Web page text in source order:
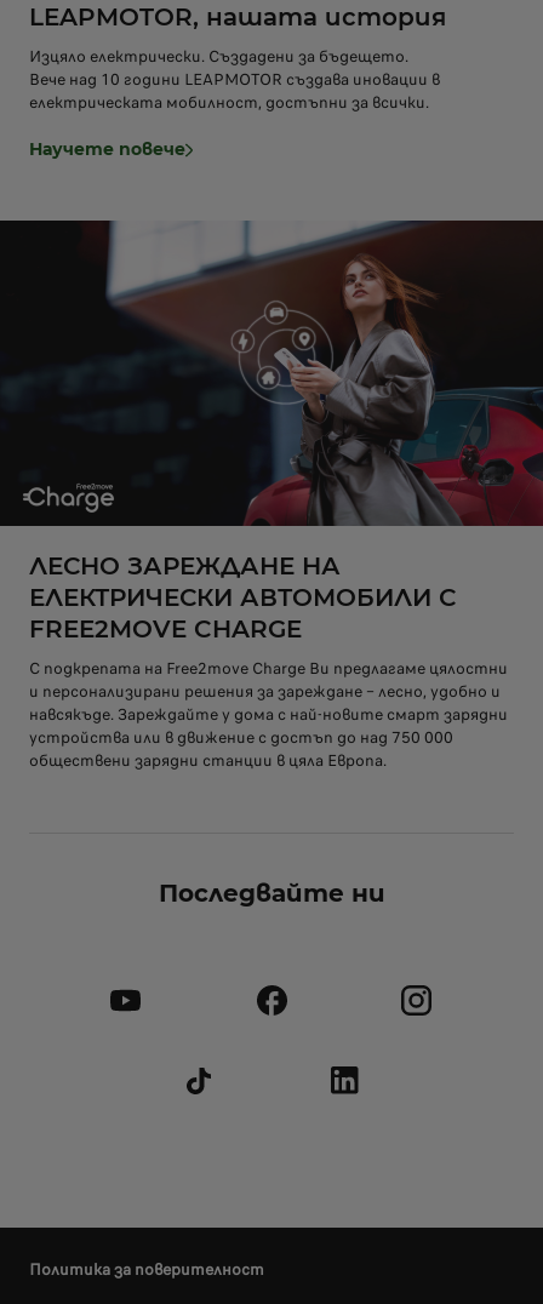
LEAPMOTOR, нашата история
Изцяло електрически. Създадени за бъдещето.
Вече над 10 години LEAPMOTOR създава иновации в
електрическата мобилност, достъпни за всички.
Научете повече
ЛЕСНО ЗАРЕЖДАНЕ НА
ЕЛЕКТРИЧЕСКИ АВТОМОБИЛИ С
FREE2MOVE CHARGE
С подкрепата на Free2move Charge Ви предлагаме цялостни
и персонализирани решения за зареждане – лесно, удобно и
навсякъде. Зареждайте у дома с най-новите смарт зарядни
устройства или в движение с достъп до над 750 000
обществени зарядни станции в цяла Европа.
Последвайте ни
Политика за поверителност